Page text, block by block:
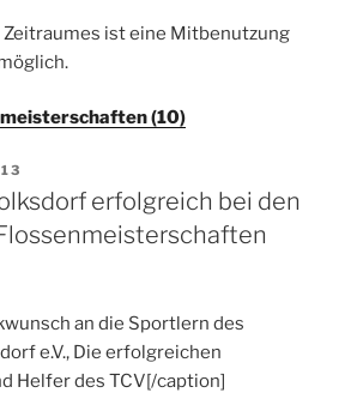
ist eine Mitbenutzung
erfolgreich bei den
an die Sportlern des
e.V., Die erfolgreichen
Helfer des TCV[/caption]